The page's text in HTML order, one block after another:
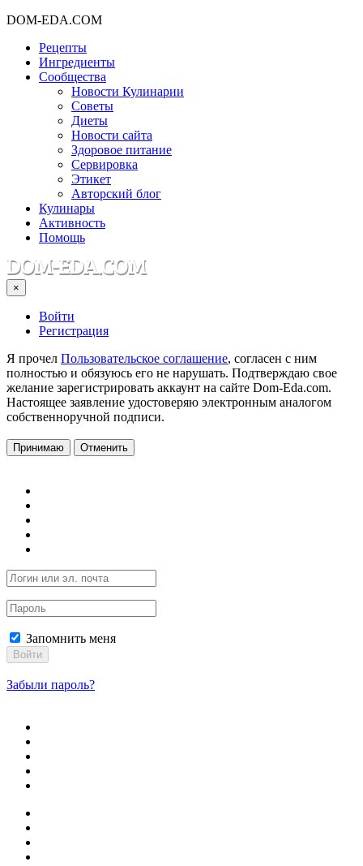
DOM-EDA.COM
Рецепты
Ингредиенты
Сообщества
Новости Кулинарии
Советы
Диеты
Новости сайта
Здоровое питание
Сервировка
Этикет
Авторский блог
Кулинары
Активность
Помощь
×
Войти
Регистрация
Я прочел Пользовательское соглашение, согласен с ним
полностью и обязуюсь его не нарушать. Подтверждаю свое
желание зарегистрировать аккаунт на сайте Dom-Eda.com.
Настоящее заявление удостоверяю электронным аналогом
собственноручной подписи.
Принимаю Отменить
Запомнить меня
Войти
Забыли пароль?